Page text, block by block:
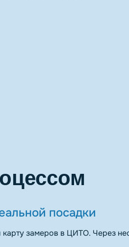
посадки
замеров в ЦИТО. Через